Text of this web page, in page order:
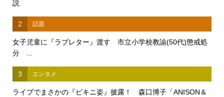
説
2 話題
女子児童に『ラブレター』渡す 市立小学校教諭(50代)懲戒処
分 ...
3 エンタメ
ライブでまさかの『ビキニ姿』披露！ 森口博子「ANISON＆